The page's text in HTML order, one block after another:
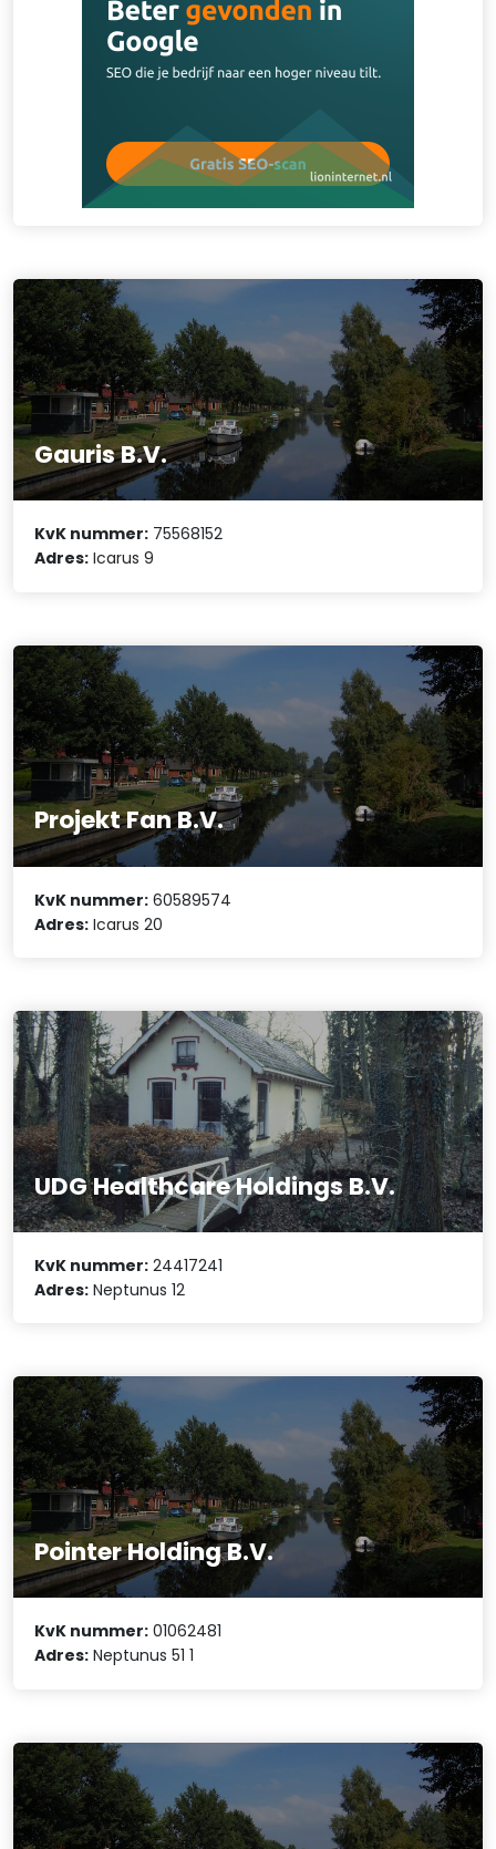
Gauris B.V.
KvK nummer: 75568152
Adres: Icarus 9
Projekt Fan B.V.
KvK nummer: 60589574
Adres: Icarus 20
UDG Healthcare Holdings B.V.
KvK nummer: 24417241
Adres: Neptunus 12
Pointer Holding B.V.
KvK nummer: 01062481
Adres: Neptunus 51 1